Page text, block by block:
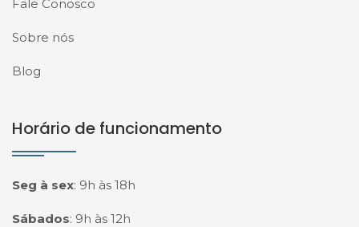
Fale Conosco
Sobre nós
Blog
Horário de funcionamento
Seg à sex: 9h às 18h
Sábados: 9h às 12h